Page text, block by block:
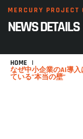
MERCURY
NEWS DETAILS
HOME
なぜ中小企業のAI導
ている”本当の壁”